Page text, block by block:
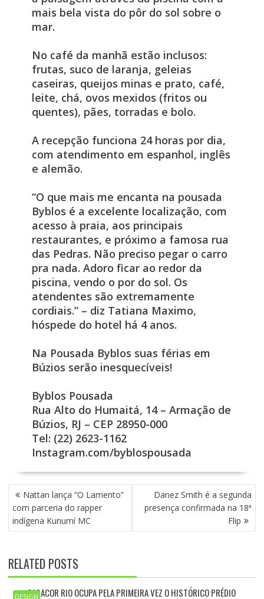
mais bela vista do pôr do sol sobre o
mar.
No café da manhã estão inclusos:
frutas, suco de laranja, geleias
caseiras, queijos minas e prato, café,
leite, chá, ovos mexidos (fritos ou
quentes), pães, torradas e bolo.
A recepção funciona 24 horas por dia,
com atendimento em espanhol, inglês
e alemão.
“O que mais me encanta na pousada
Byblos é a excelente localização, com
acesso à praia, aos principais
restaurantes, e próximo a famosa rua
das Pedras. Não preciso pegar o carro
pra nada. Adoro ficar ao redor da
piscina, vendo o por do sol. Os
atendentes são extremamente
cordiais.” – diz Tatiana Maximo,
hóspede do hotel há 4 anos.
Na Pousada Byblos suas férias em
Búzios serão inesquecíveis!
Byblos Pousada
Rua Alto do Humaitá, 14 – Armação de
Búzios, RJ – CEP 28950-000
Tel: (22) 2623-1162
Instagram.com/byblospousada
N
A
V
E
A
Ç
Ã
O
Nattan lança “O Lamento”
com parceria do rapper
indígena Kunumí MC
Danez Smith é a segunda
presença confirmada na 18ª
Flip
RELATED POSTS
DESIGNCASACOR RIO OCUPA PELA PRIMEIRA VEZ O HISTÓRICO PRÉDIO